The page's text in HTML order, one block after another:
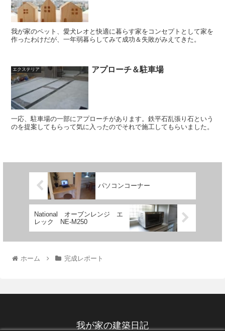
我が家のペット、愛犬レオと快適に暮らす家をコンセプトとして家を
作ったわけだが、一年弱暮らしてみて成功＆失敗がみえてきた。
エクステリア アプローチ＆駐車場
一応、駐車場の一部にアプローチがあります。鉄平石乱張り石という
のを提案してもらって気に入ったのでそれで施工してもらいました。
パソコンコーナー
National オーブンレンジ エ
レック NE-M250
ホーム 完成レポート
我が家の建築日記